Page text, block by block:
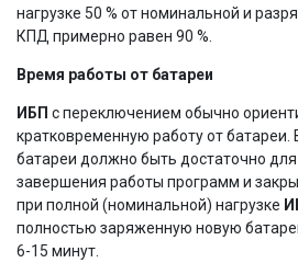
нагрузке 50 % от номинальной и
КПД примерно равен 90 %.
Время работы от батареи
ИБП с переключением обычно
кратковременную работу от
батареи должно быть достаточно для
завершения работы программ и
при полной (номинальной) нагрузке
полностью заряженную новую
6-15 минут.